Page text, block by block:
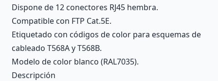
Dispone de 12 conectores RJ45 hembra.
Compatible con FTP Cat.5E.
Etiquetado con códigos de color para esquemas de
cableado T568A y T568B.
Modelo de color blanco (RAL7035).
Descripción